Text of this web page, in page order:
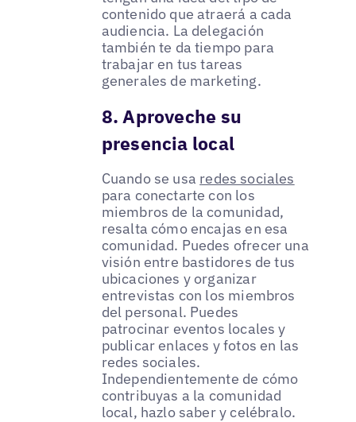
contenido que atraerá a cada
audiencia. La delegación
también te da tiempo para
trabajar en tus tareas
generales de marketing.
8. Aproveche su
presencia local
Cuando se usa redes sociales
para conectarte con los
miembros de la comunidad,
resalta cómo encajas en esa
comunidad. Puedes ofrecer una
visión entre bastidores de tus
ubicaciones y organizar
entrevistas con los miembros
del personal. Puedes
patrocinar eventos locales y
publicar enlaces y fotos en las
redes sociales.
Independientemente de cómo
contribuyas a la comunidad
local, hazlo saber y celébralo.